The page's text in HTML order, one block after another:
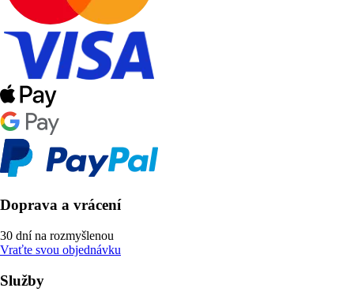
Doprava a vrácení
30 dní na rozmyšlenou
Vraťte svou objednávku
Služby